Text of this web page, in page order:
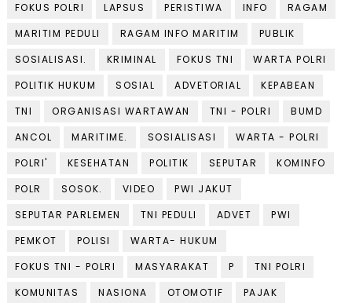
FOKUS POLRI
LAPSUS PERISTIWA INFO
RAGAM
MARITIM PEDULI
RAGAM INFO MARITIM
PUBLIK
SOSIALISASI.
KRIMINAL FOKUS TNI
WARTA POLRI
POLITIK HUKUM
SOSIAL ADVETORIAL
KEPABEAN
TNI
ORGANISASI WARTAWAN TNI - POLRI
BUMD
ANCOL
MARITIME. SOSIALISASI
WARTA - POLRI
POLRI'
KESEHATAN POLITIK SEPUTAR
KOMINFO
POLR
SOSOK. VIDEO
PWI JAKUT
SEPUTAR PARLEMEN
TNI PEDULI ADVET
PWI
PEMKOT
POLISI
WARTA- HUKUM
FOKUS TNI - POLRI
MASYARAKAT P
TNI POLRI
KOMUNITAS
NASIONA OTOMOTIF
PAJAK